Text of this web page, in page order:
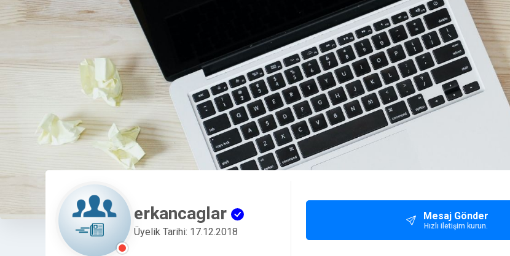
erkancaglar
Üyelik Tarihi: 17.12.2018
Mesaj Gönder
Hızlı iletişim kurun.